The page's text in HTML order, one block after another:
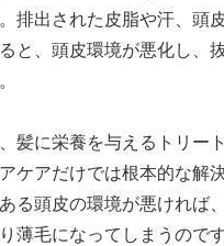
排出された皮脂や汗、頭
と、頭皮環境が悪化し、
髪に栄養を与えるトリー
ケアだけでは根本的な解
る頭皮の環境が悪ければ
薄毛になってしまうのです